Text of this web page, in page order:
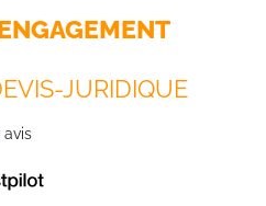
JURIDIQUE
avis